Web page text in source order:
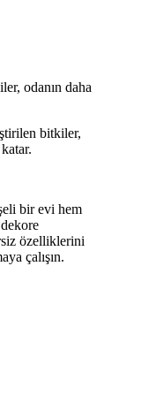
odanın daha
bitkiler,
bir evi hem
özelliklerini
çalışın.